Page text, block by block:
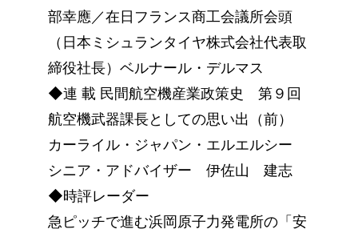
部幸應／在日フランス商工会議所会頭
（日本ミシュランタイヤ株式会社代表取
締役社長）ベルナール・デルマス
◆連 載 民間航空機産業政策史 第９回
航空機武器課長としての思い出（前）
カーライル・ジャパン・エルエルシー
シニア・アドバイザー 伊佐山 建志
◆時評レーダー
急ピッチで進む浜岡原子力発電所の「安